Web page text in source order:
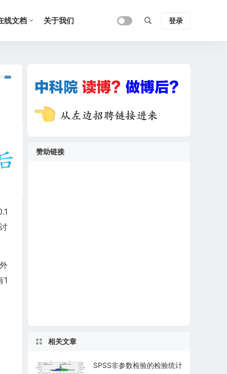
线文档 关于我们 登录
1
赞助链接
相关文章
SPSS非参数检验的检验统计